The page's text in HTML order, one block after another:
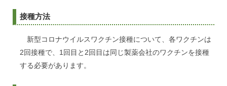
接種方法
新型コロナウイルスワクチン接種について、各ワクチンは
2回接種で、1回目と2回目は同じ製薬会社のワクチンを接種
する必要があります。